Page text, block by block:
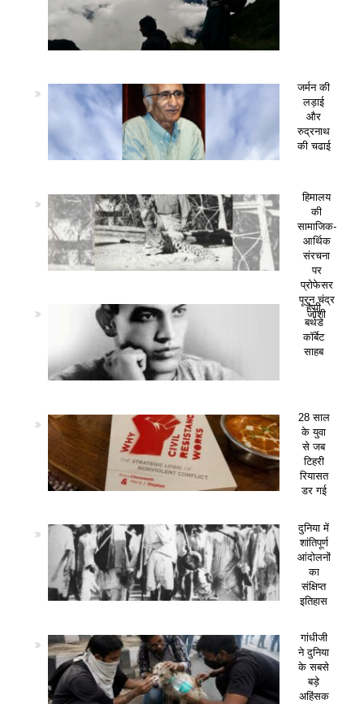
जर्मन की
लड़ाई
और
रुद्रनाथ
की चढाई
हिमालय
की
सामाजिक-
आर्थिक
संरचना
पर
प्रोफेसर
पूरन चंद्र
जोशी
हैप्पी
बर्थडे
कॉर्बेट
साहब
28 साल
के युवा
से जब
टिहरी
रियासत
डर गई
दुनिया में
शांतिपूर्ण
आंदोलनों
का
संक्षिप्त
इतिहास
गांधीजी
ने दुनिया
के सबसे
बड़े
अहिंसक